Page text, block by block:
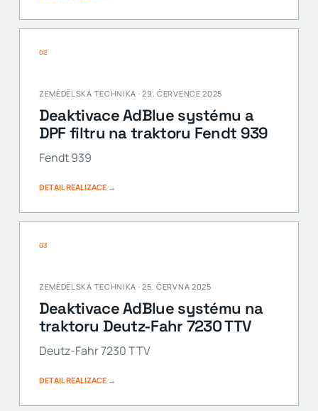
02
ZEMĚDĚLSKÁ TECHNIKA · 29. ČERVENCE 2025
Deaktivace AdBlue systému a
DPF filtru na traktoru Fendt 939
Fendt 939
DETAIL REALIZACE →
03
ZEMĚDĚLSKÁ TECHNIKA · 25. ČERVNA 2025
Deaktivace AdBlue systému na
traktoru Deutz-Fahr 7230 TTV
Deutz-Fahr 7230 TTV
DETAIL REALIZACE →